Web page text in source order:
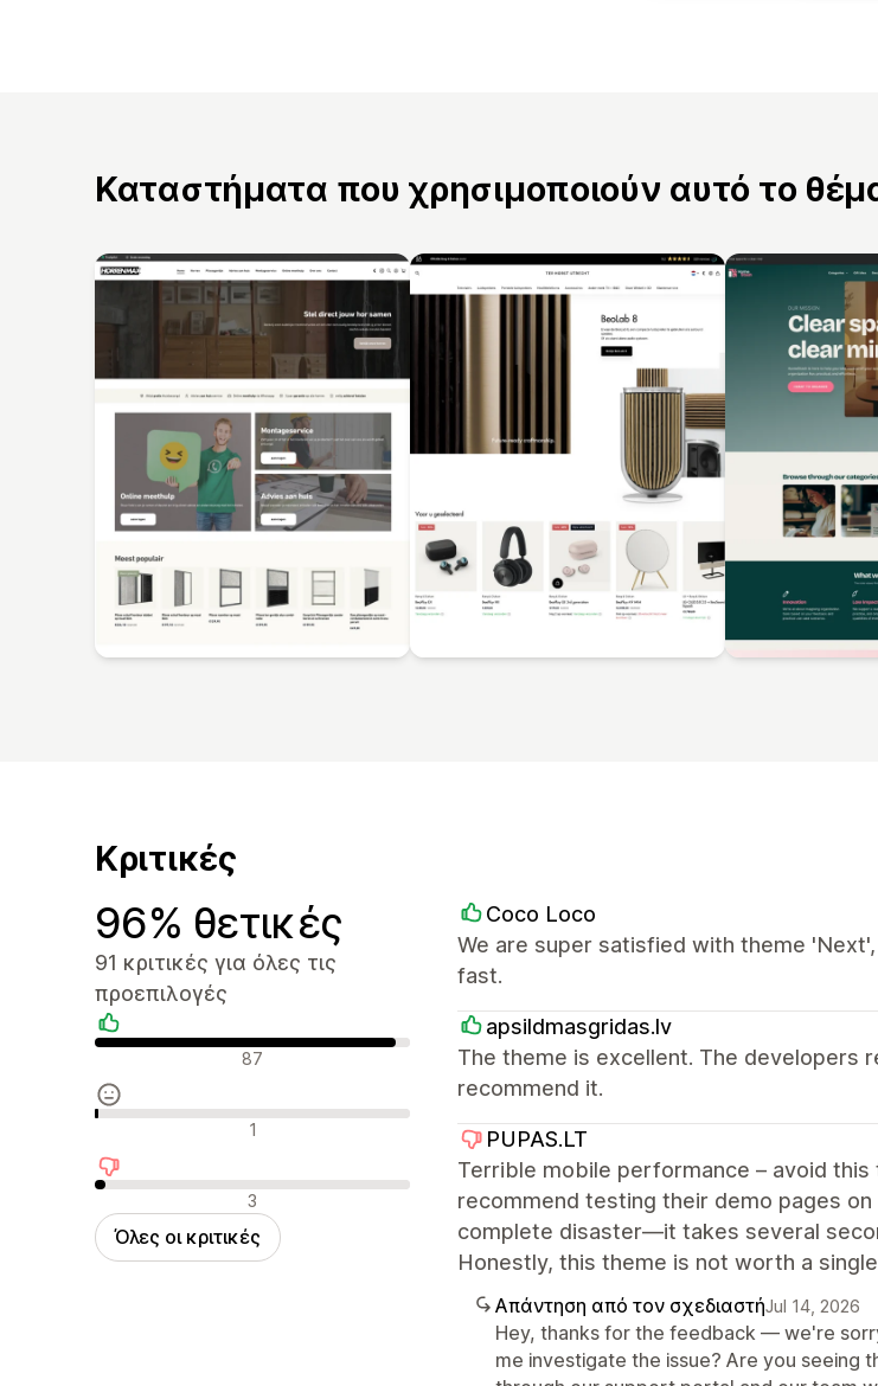
Καταστήματα που χρησιμοποιούν αυτό το
Κριτικές
96% θετικές
91 κριτικές για όλες τις
προεπιλογές
Θετικές κριτικές87
Ουδέτερες κριτικές
1
Αρνητικές κριτικές
3
Όλες οι κριτικές
Coco Loco
We are super satisfied with theme
fast.
apsildmasgridas.lv
The theme is excellent. The developers
recommend it.
PUPAS.LT
Terrible mobile performance – avoid
recommend testing their demo pages
complete disaster—it takes several
Honestly, this theme is not worth a
Απάντηση από τον σχεδιαστήJul 14, 2026
Hey, thanks for the feedback — we're
me investigate the issue? Are you seeing